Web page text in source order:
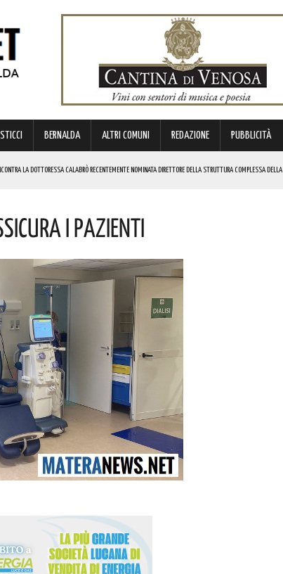
BERNALDA ALTRI COMUNI REDAZIONE PUBBLICITÀ
LA DOTTORESSA CALABRÒ RECENTEMENTE NOMINATA DIRETTORE DELLA STRUTTURA COMPLESSA DELLA
DEI LAVORATORI E DEI SINDACATI TUTTAVIA IL PERCORSO NON SI È INTERROTTO”. I DETTAGLI
L’XI EDIZIONE DEL TEATRO DEI CALANCHI! I DETTAGLI
I Pazienti